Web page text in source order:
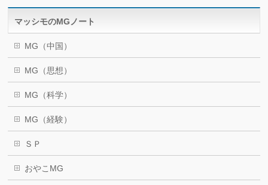
マッシモのMGノート
MG（中国）
MG（思想）
MG（科学）
MG（経験）
ＳＰ
おやこMG